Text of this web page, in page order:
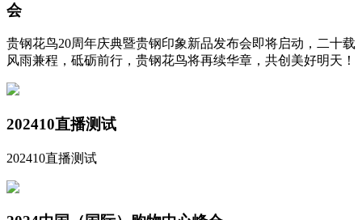
会
贵钢花鸟20周年庆典暨贵钢印象新品发布会即将启动，二十载
风雨兼程，砥砺前行，贵钢花鸟将再续华章，共创美好明天！
202410直播测试
202410直播测试